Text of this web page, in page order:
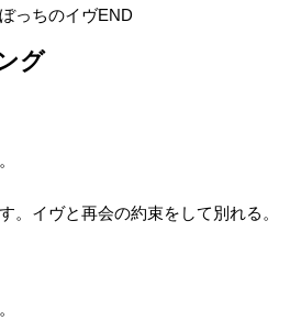
っちのイヴEND
グ
。イヴと再会の約束をして別れる。